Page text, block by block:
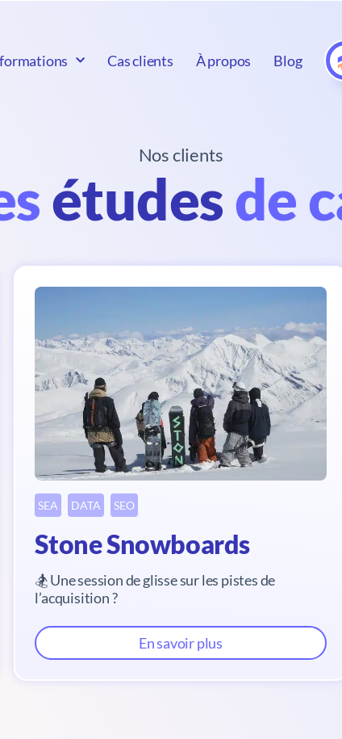
Cas clients À propos Blog
Nos clients
étudesde
SEA DATA SEO
Stone Snowboards
🏂 Une session de glisse sur les pistes de
l’acquisition ?
En savoir plus